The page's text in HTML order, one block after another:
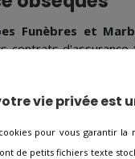
Funèbres et
contrats d'assurance
économique. De
accomplies.
vie privée est
pour vous garantir la
de petits fichiers texte